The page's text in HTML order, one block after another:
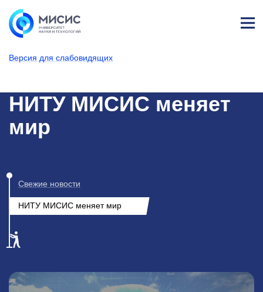
Версия для слабовидящих
т
НИТУ МИСИС меняет
мир
Свежие новости
НИТУ МИСИС меняет мир